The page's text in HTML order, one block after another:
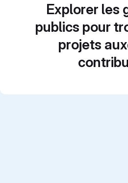
Explorer les
publics pour
projets